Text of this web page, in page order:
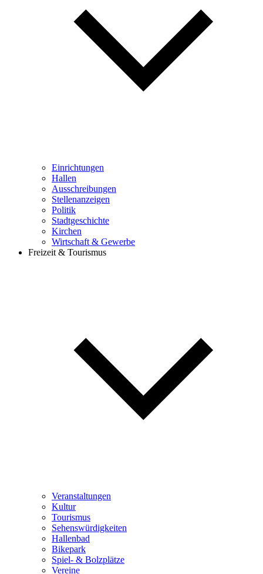
Einrichtungen
Hallen
Ausschreibungen
Stellenanzeigen
Politik
Stadtgeschichte
Kirchen
Wirtschaft & Gewerbe
Freizeit & Tourismus
Veranstaltungen
Kultur
Tourismus
Sehenswürdigkeiten
Hallenbad
Bikepark
Spiel- & Bolzplätze
Vereine